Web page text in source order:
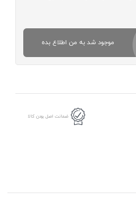
موجود شد به من اطلاع بده
ضمانت اصل بودن کالا